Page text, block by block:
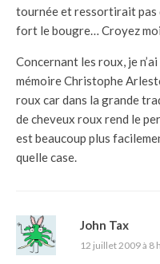
tournée et ressortirait pas
fort le bougre… Croyez
Concernant les roux, je
mémoire Christophe
roux car dans la grande
de cheveux roux rend le
est beaucoup plus
quelle case.
John Tax
12 juillet 2009 à 8